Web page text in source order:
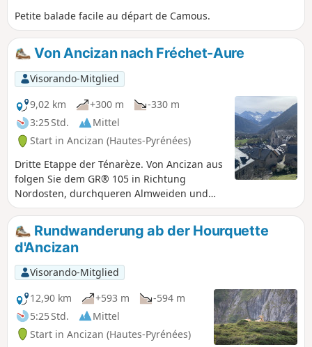
Petite balade facile au départ de Camous.
Von Ancizan nach Fréchet-Aure
Visorando-Mitglied
9,02 km
+300 m
-330 m
3:25 Std.
Mittel
Start in Ancizan (Hautes-Pyrénées)
Dritte Etappe der Ténarèze. Von Ancizan aus
folgen Sie dem GR® 105 in Richtung
Nordosten, durchqueren Almweiden und
Buchenwälder mit Blick auf den Pic du Midi
de Bigorre. Nach Cadéac führt der Weg nach
Arreau, der ehemaligen Hauptstadt des
Vallée d'Aure. Nehmen Sie dann die alte
(stillgelegte) Eisenbahnstrecke, einen
flachen, von Farnen gesäumten Weg, bis
nach Fréchet-Aure. Dieses Dorf, das zu den
„schönsten Dörfern Frankreichs” zählt, bietet
einen Panoramablick auf die Pyrenäen und
ein gut erhaltenes pastorales Erbe.
Rundwanderung ab der Hourquette
d'Ancizan
Visorando-Mitglied
12,90 km
+593 m
-594 m
5:25 Std.
Mittel
Start in Ancizan (Hautes-Pyrénées)